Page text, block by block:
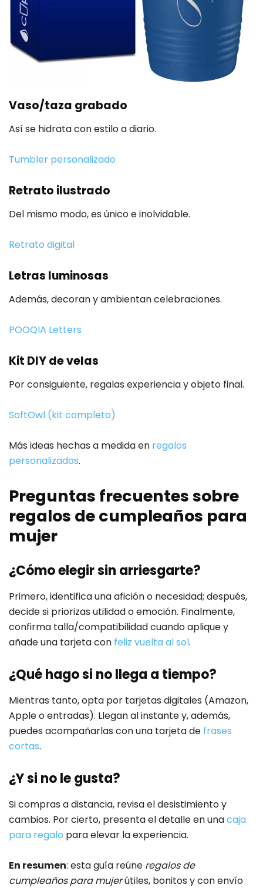
Vaso/taza grabado
Así se hidrata con estilo a diario.
Tumbler personalizado
Retrato ilustrado
Del mismo modo, es único e inolvidable.
Retrato digital
Letras luminosas
Además, decoran y ambientan celebraciones.
POOQIA Letters
Kit DIY de velas
Por consiguiente, regalas experiencia y objeto final.
SoftOwl (kit completo)
Más ideas hechas a medida en regalos
personalizados.
Preguntas frecuentes sobre
regalos de cumpleaños para
mujer
¿Cómo elegir sin arriesgarte?
Primero, identifica una afición o necesidad; después,
decide si priorizas utilidad o emoción. Finalmente,
confirma talla/compatibilidad cuando aplique y
añade una tarjeta con feliz vuelta al sol.
¿Qué hago si no llega a tiempo?
Mientras tanto, opta por tarjetas digitales (Amazon,
Apple o entradas). Llegan al instante y, además,
puedes acompañarlas con una tarjeta de frases
cortas.
¿Y si no le gusta?
Si compras a distancia, revisa el desistimiento y
cambios. Por cierto, presenta el detalle en unacaja
para regalo para elevar la experiencia.
En resumen: esta guía reúne regalos de
cumpleaños para mujerútiles, bonitos y con envío